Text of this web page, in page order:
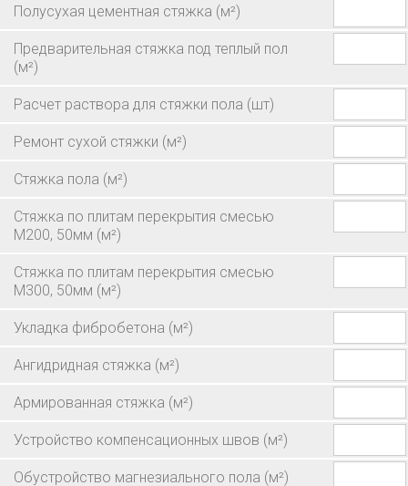
Полусухая цементная стяжка (м²)
Предварительная стяжка под теплый пол
(м²)
Расчет раствора для стяжки пола (шт)
Ремонт сухой стяжки (м²)
Стяжка пола (м²)
Стяжка по плитам перекрытия смесью
М200, 50мм (м²)
Стяжка по плитам перекрытия смесью
М300, 50мм (м²)
Укладка фибробетона (м²)
Ангидридная стяжка (м²)
Армированная стяжка (м²)
Устройство компенсационных швов (м²)
Обустройство магнезиального пола (м²)